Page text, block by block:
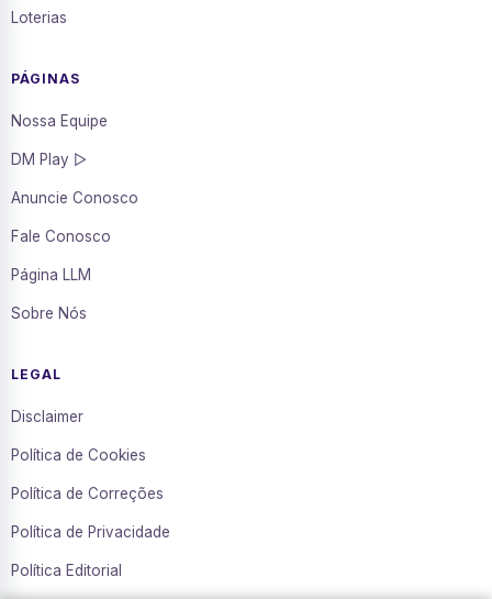
Loterias
PÁGINAS
Nossa Equipe
DM Play ▷
Anuncie Conosco
Fale Conosco
Página LLM
Sobre Nós
LEGAL
Disclaimer
Política de Cookies
Política de Correções
Política de Privacidade
Política Editorial